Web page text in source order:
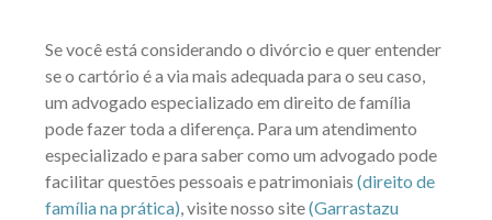
Se você está considerando o divórcio e quer entender
se o cartório é a via mais adequada para o seu caso,
um advogado especializado em direito de família
pode fazer toda a diferença. Para um atendimento
especializado e para saber como um advogado pode
facilitar questões pessoais e patrimoniais (direito de
família na prática), visite nosso site(Garrastazu